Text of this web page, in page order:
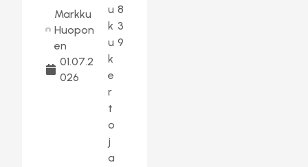
Markku
Huopon
en
01.07.2
026
u
k
u
k
e
r
t
o
j
a
8
3
9